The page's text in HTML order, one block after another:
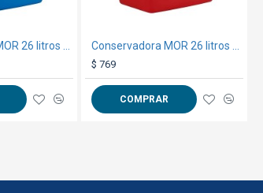
Beige
$ 769
COMPRAR